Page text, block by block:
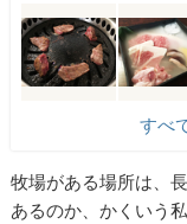
すべ
牧場がある場所は、
あるのか、かくいう